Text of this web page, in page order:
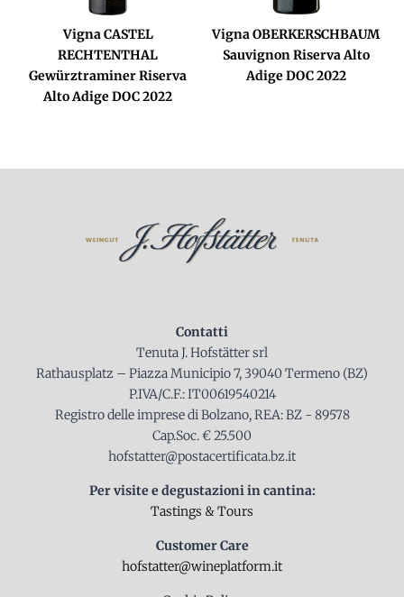
Vigna CASTEL
RECHTENTHAL
Gewürztraminer Riserva
Alto Adige DOC 2022
Vigna OBERKERSCHBAUM
Sauvignon Riserva Alto
Adige DOC 2022
Contatti
Tenuta J. Hofstätter srl
Rathausplatz – Piazza Municipio 7, 39040 Termeno (BZ)
P.IVA/C.F.: IT00619540214
Registro delle imprese di Bolzano, REA: BZ - 89578
Cap.Soc. € 25.500
hofstatter@postacertificata.bz.it
Per visite e degustazioni in cantina:
Tastings & Tours
Customer Care
hofstatter@wineplatform.it